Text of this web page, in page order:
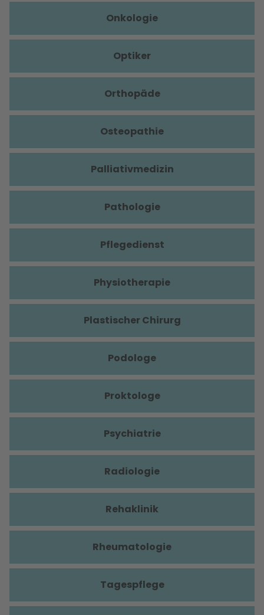
Onkologie
Optiker
Orthopäde
Osteopathie
Palliativmedizin
Pathologie
Pflegedienst
Physiotherapie
Plastischer Chirurg
Podologe
Proktologe
Psychiatrie
Radiologie
Rehaklinik
Rheumatologie
Tagespflege